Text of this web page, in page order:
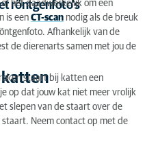
botbreuk bij je kat
poot bij je kat
expert?
röntgenfoto's
het daadwerkelijk om een
is een CT-scan nodig als de breuk
Afhankelijk van de
de dierenarts samen met jou de
kattenstaart bij katten een
op dat jouw kat niet meer vrolijk
slepen van de staart over de
Neem contact op met de